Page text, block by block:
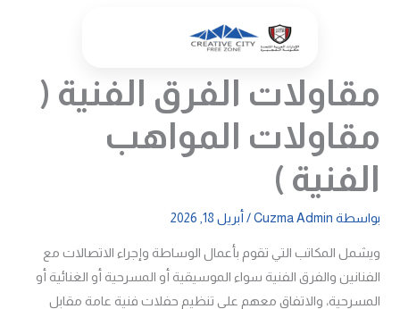
مقاولات الفرق الفنية (
مقاولات المواهب
الفنية )
بواسطة Cuzma Admin
/ أبريل 18, 2026
ويشمل المكاتب التي تقوم بأعمال الوساطة وإجراء الاتصالات مع
الفنانين والفرق الفنية سواء الموسيقية أو المسرحية أو الغنائية أو
المسرحية، والاتفاق معهم على تنظيم حفلات فنية عامة مقابل